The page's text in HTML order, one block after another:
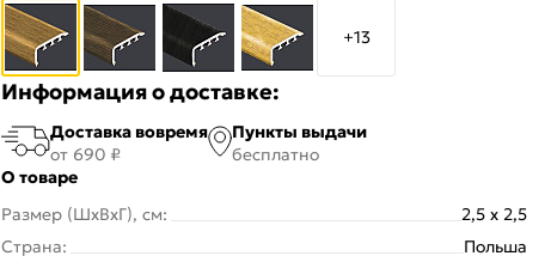
+13
Информация о доставке:
Доставка вовремя
от 690 ₽
Пункты выдачи
бесплатно
О товаре
Размер (ШхВхГ), см:
2,5 x 2,5
Страна:
Польша